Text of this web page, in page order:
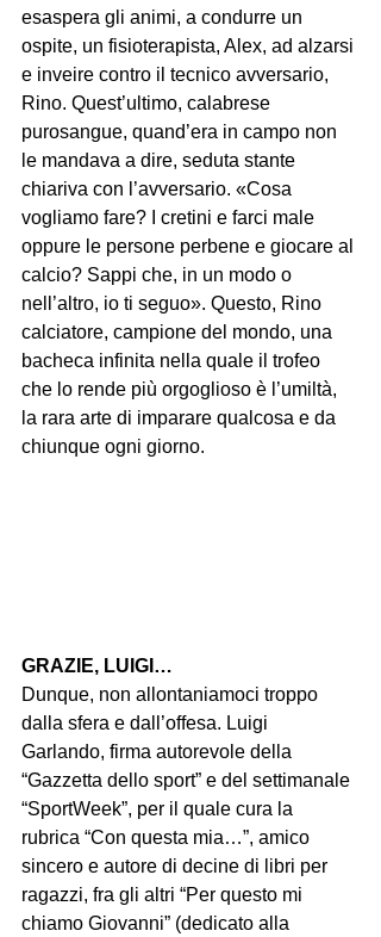
esaspera gli animi, a condurre un
ospite, un fisioterapista, Alex, ad alzarsi
e inveire contro il tecnico avversario,
Rino. Quest’ultimo, calabrese
purosangue, quand’era in campo non
le mandava a dire, seduta stante
chiariva con l’avversario. «Cosa
vogliamo fare? I cretini e farci male
oppure le persone perbene e giocare al
calcio? Sappi che, in un modo o
nell’altro, io ti seguo». Questo, Rino
calciatore, campione del mondo, una
bacheca infinita nella quale il trofeo
che lo rende più orgoglioso è l’umiltà,
la rara arte di imparare qualcosa e da
chiunque ogni giorno.
GRAZIE, LUIGI…
Dunque, non allontaniamoci troppo
dalla sfera e dall’offesa. Luigi
Garlando, firma autorevole della
“Gazzetta dello sport” e del settimanale
“SportWeek”, per il quale cura la
rubrica “Con questa mia…”, amico
sincero e autore di decine di libri per
ragazzi, fra gli altri “Per questo mi
chiamo Giovanni” (dedicato alla